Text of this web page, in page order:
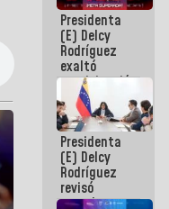
Presidenta
(E) Delcy
Rodríguez
exaltó
participación
de
Venezuela
en Juegos
Centroamericanos
y del Caribe
2026
Presidenta
(E) Delcy
Rodríguez
revisó
agenda